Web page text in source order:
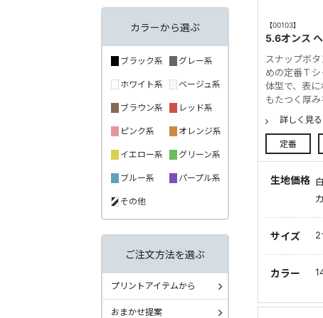
【00103】
5.6オンス
スナップボ
めの定番Ｔ
体型で、表
もたつく厚み
詳しく見る
定番
生地価格
サイズ 2
カラー
カラーから選ぶ
ブラック系 グレー系
ホワイト系 ベージュ系
ブラウン系 レッド系
ピンク系 オレンジ系
イエロー系 グリーン系
ブルー系 パープル系
その他
ご注文方法を選ぶ
プリントアイテムから
おまかせ提案